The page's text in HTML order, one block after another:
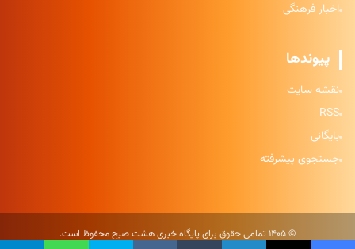
اخبار فرهنگی
پیوندها
نقشه سایت
RSS
بایگانی
جستجوی پیشرفته
© ۱۴۰۵ تمامی حقوق برای پایگاه خبری هشت صبح محفوظ است.